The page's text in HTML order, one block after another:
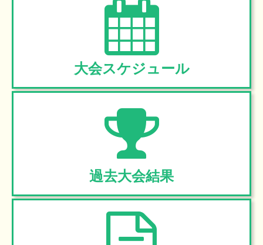
大会スケジュール
過去大会結果